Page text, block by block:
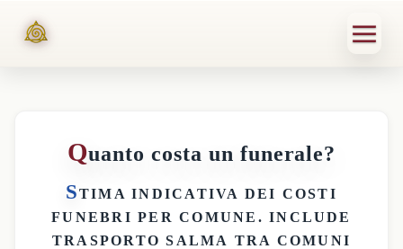
Quanto costa un funerale?
STIMA INDICATIVA DEI COSTI
FUNEBRI PER COMUNE . INCLUDE
TRASPORTO SALMA TRA COMUNI